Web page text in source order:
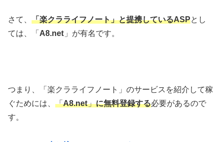
さて、 「楽クラライフノート」と提携しているASPとし
ては、「 A8.net 」が有名です。
つまり、「楽クラライフノート」のサービスを紹介して稼
ぐためには、 「A8.net」に無料登録する必要があるので
す。